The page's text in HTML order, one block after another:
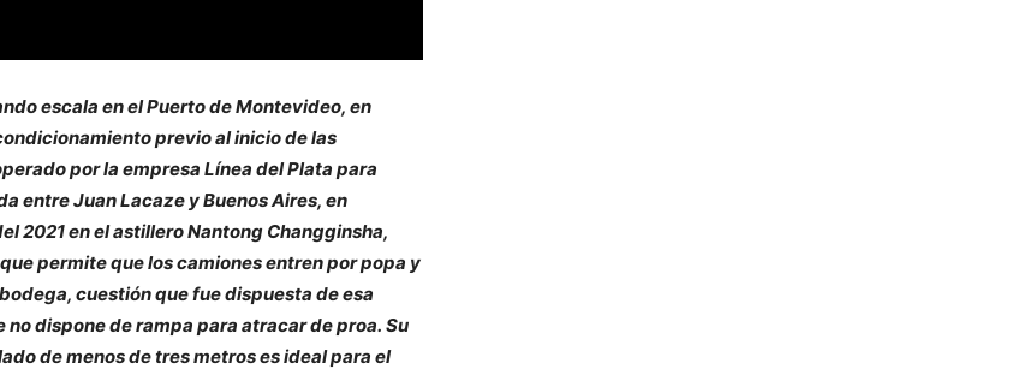
escala en el Puerto de Montevideo, en
previo al inicio de las
por la empresa Línea del Plata para
entre Juan Lacaze y Buenos Aires, en
2021 en el astillero Nantong Changginsha,
permite que los camiones entren por popa y
cuestión que fue dispuesta de esa
dispone de rampa para atracar de proa. Su
de menos de tres metros es ideal para el